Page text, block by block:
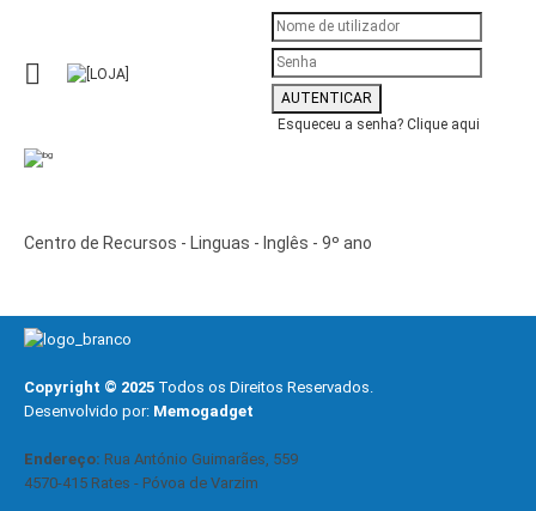
Esqueceu a senha? Clique aqui
Centro de Recursos - Linguas - Inglês - 9º ano
Copyright © 2025 Todos os Direitos Reservados.
Desenvolvido por: Memogadget
Endereço: Rua António Guimarães, 559
4570-415 Rates - Póvoa de Varzim